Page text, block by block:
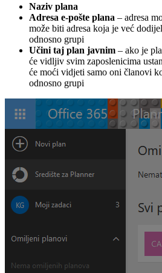
Naziv plana
Adresa e-pošte plana – adresa
može biti adresa koja je već
odnosno grupi
Učini taj plan javnim – ako je
će vidljiv svim zaposlenicima
će moći vidjeti samo oni članovi
odnosno grupi